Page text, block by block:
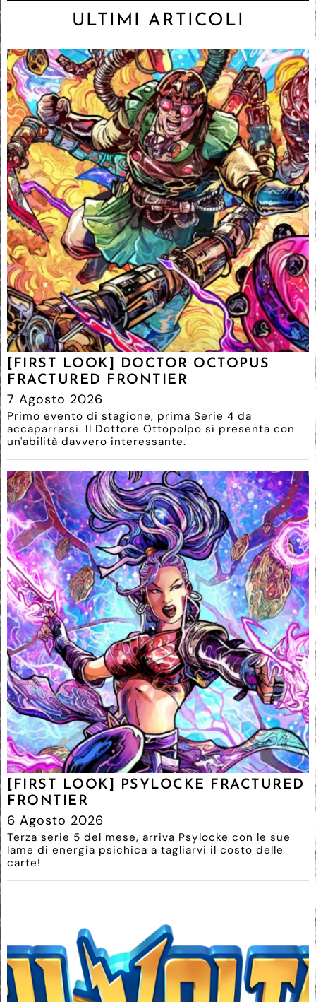
ULTIMI ARTICOLI
[FIRST LOOK] DOCTOR OCTOPUS
FRACTURED FRONTIER
7 Agosto 2026
Primo evento di stagione, prima Serie 4 da
accaparrarsi. Il Dottore Ottopolpo si presenta con
un'abilità davvero interessante.
[FIRST LOOK] PSYLOCKE FRACTURED
FRONTIER
6 Agosto 2026
Terza serie 5 del mese, arriva Psylocke con le sue
lame di energia psichica a tagliarvi il costo delle
carte!